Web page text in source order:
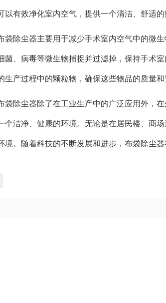
以有效净化室内空气，提供一个清洁、舒适的
袋除尘器主要用于减少手术室内空气中的微
菌、病毒等微生物捕捉并过滤掉，保持手术
生产过程中的颗粒物，确保这些物品的质量和
袋除尘器除了在工业生产中的广泛应用外，
个洁净、健康的环境。无论是在居民楼、商
境。随着科技的不断发展和进步，布袋除尘